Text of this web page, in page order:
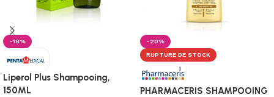
-18%
Liperol Plus Shampooing,
150ML
-20%
RUPTURE DE STOCK
PHARMACERIS SHAMPOOING